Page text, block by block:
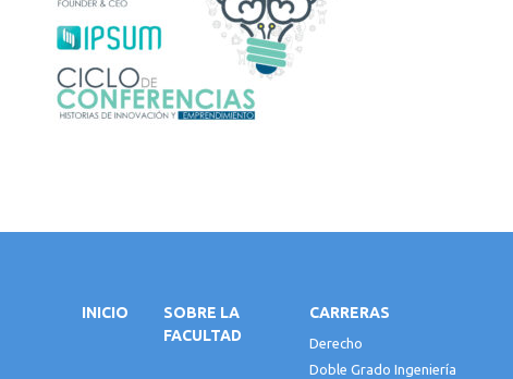
INICIO
SOBRE LA
FACULTAD
CARRERAS
Derecho
Doble Grado Ingeniería